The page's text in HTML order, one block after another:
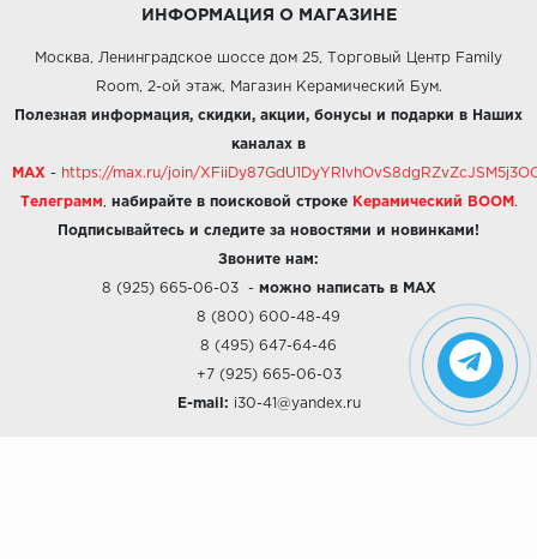
ИНФОРМАЦИЯ О МАГАЗИНЕ
Москва, Ленинградское шоссе дом 25, Торговый Центр Family
Room, 2-ой этаж, Магазин Керамический Бум.
Полезная информация, скидки, акции, бонусы и подарки в Наших
каналах в
MAX - https://max.ru/join/
Телеграмм набирайте в поисковой строке Керамический BOOM .
Подписывайтесь и следите за новостями и новинками!
Звоните нам:
8 (925) 665-06-03- можно написать в MAX
8 (800) 600-48-49
8 (495) 647-64-46
+7 (925) 665-06-03
E-mail: i30-41@yandex.ru